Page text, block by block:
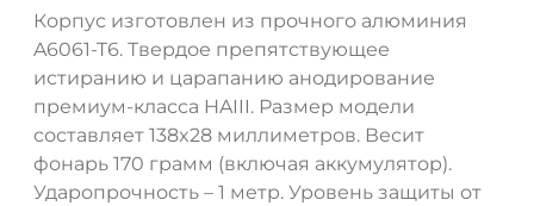
Корпус изготовлен из прочного алюминия
A6061-T6. Твердое препятствующее
истиранию и царапанию анодирование
премиум-класса HAIII. Размер модели
составляет 138x28 миллиметров. Весит
фонарь 170 грамм (включая аккумулятор).
Ударопрочность – 1 метр. Уровень защиты от